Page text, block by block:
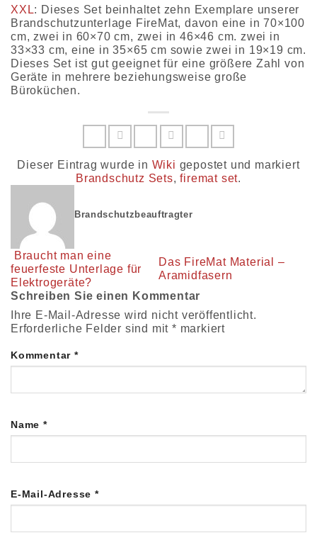
XXL: Dieses Set beinhaltet zehn Exemplare unserer
Brandschutzunterlage FireMat, davon eine in 70×100
cm, zwei in 60×70 cm, zwei in 46×46 cm. zwei in
33×33 cm, eine in 35×65 cm sowie zwei in 19×19 cm.
Dieses Set ist gut geeignet für eine größere Zahl von
Geräte in mehrere beziehungsweise große
Büroküchen.
Dieser Eintrag wurde in Wiki gepostet und markiert
Brandschutz Sets,firemat set.
Brandschutzbeauftragter
Braucht man eine
feuerfeste Unterlage für
Elektrogeräte?
Das FireMat Material –
Aramidfasern
Schreiben Sie einen Kommentar
Ihre E-Mail-Adresse wird nicht veröffentlicht.
Erforderliche Felder sind mit* markiert
Kommentar*
Name *
E-Mail-Adresse*